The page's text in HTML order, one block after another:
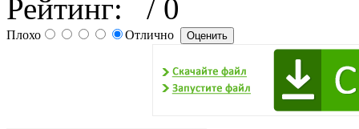
Рейтинг:
/ 0
Плохо Отлично